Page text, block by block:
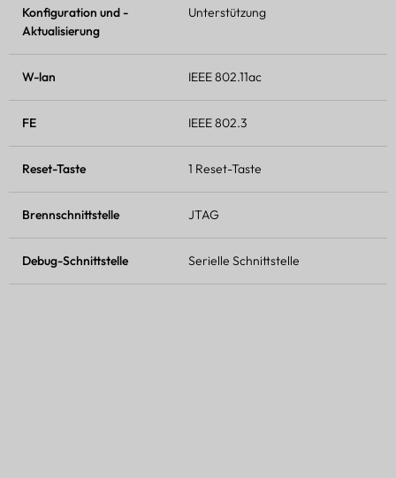
Konfiguration und -
Aktualisierung
Unterstützung
W-lan IEEE 802.11ac
FE IEEE 802.3
Reset-Taste 1 Reset-Taste
Brennschnittstelle JTAG
Debug-Schnittstelle Serielle Schnittstelle